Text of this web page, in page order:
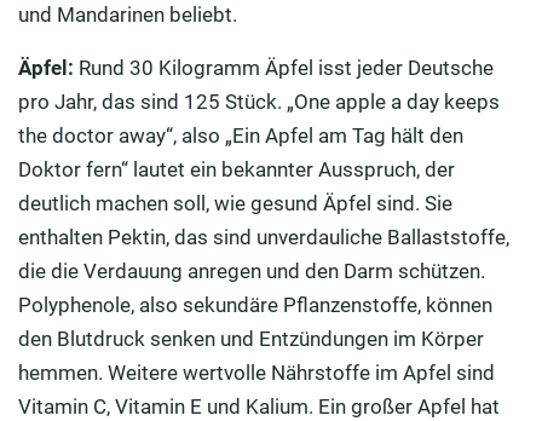
und Mandarinen beliebt.
Äpfel: Rund 30 Kilogramm Äpfel isst jeder Deutsche
pro Jahr, das sind 125 Stück. „One apple a day keeps
the doctor away“, also „Ein Apfel am Tag hält den
Doktor fern“ lautet ein bekannter Ausspruch, der
deutlich machen soll, wie gesund Äpfel sind. Sie
enthalten Pektin, das sind unverdauliche Ballaststoffe,
die die Verdauung anregen und den Darm schützen.
Polyphenole, also sekundäre Pflanzenstoffe, können
den Blutdruck senken und Entzündungen im Körper
hemmen. Weitere wertvolle Nährstoffe im Apfel sind
Vitamin C, Vitamin E und Kalium. Ein großer Apfel hat